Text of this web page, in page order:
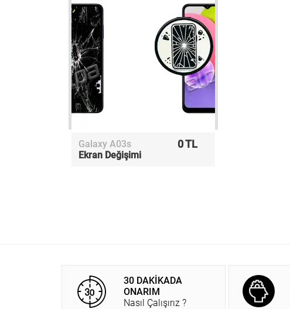
Galaxy A03s 0 TL
Ekran Değişimi
30 DAKİKADA
ONARIM
Nasıl Çalışırız ?